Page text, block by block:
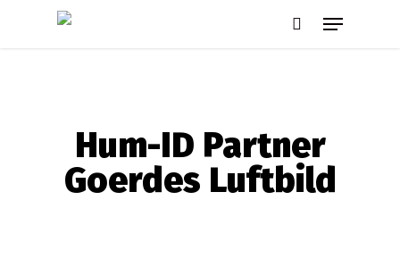
Menu
Hum-ID Partner
Goerdes Luftbild